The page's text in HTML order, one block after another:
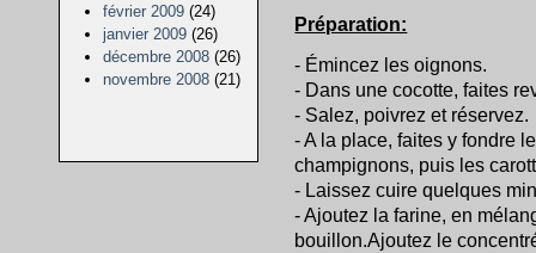
février 2009 (24)
janvier 2009 (26)
décembre 2008 (26)
novembre 2008 (21)
Préparation:
- Émincez les oignons.
- Dans une cocotte, faites
- Salez, poivrez et réservez.
- A la place, faites y fondre
champignons, puis les
- Laissez cuire quelques
- Ajoutez la farine, en
bouillon.Ajoutez le